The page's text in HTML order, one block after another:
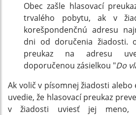
Obec zašle hlasovací
trvalého pobytu, ak v
korešpondenčnú adresu
dni od doručenia žiadosti.
preukaz na adresu
doporučenou zásielkou "Do
Ak volič v písomnej žiadosti
uvedie, že hlasovací preukaz
v žiadosti uviesť jej meno,